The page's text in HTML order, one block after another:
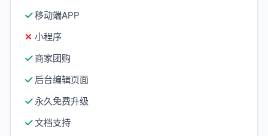
移动端APP
小程序
商家团购
后台编辑页面
永久免费升级
文档支持